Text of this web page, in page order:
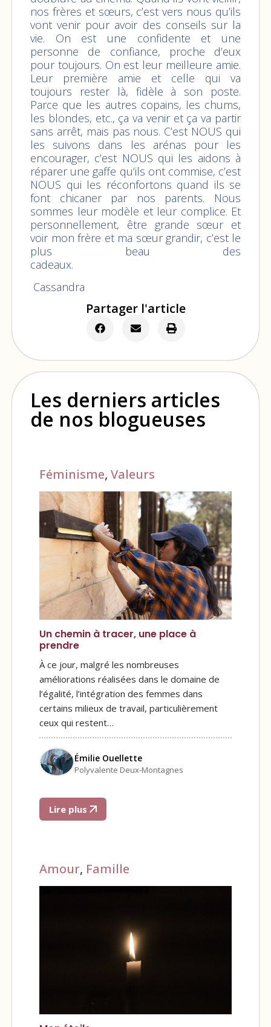
nos frères et sœurs, c’est vers nous qu’ils
vont venir pour avoir des conseils sur la
vie. On est une confidente et une
personne de confiance, proche d’eux
pour toujours. On est leur meilleure amie.
Leur première amie et celle qui va
toujours rester là, fidèle à son poste.
Parce que les autres copains, les chums,
les blondes, etc., ça va venir et ça va partir
sans arrêt, mais pas nous. C’est NOUS qui
les suivons dans les arénas pour les
encourager, c’est NOUS qui les aidons à
réparer une gaffe qu’ils ont commise, c’est
NOUS qui les réconfortons quand ils se
font chicaner par nos parents. Nous
sommes leur modèle et leur complice. Et
personnellement, être grande sœur et
voir mon frère et ma sœur grandir, c’est le
plus beau des
cadeaux.
Cassandra
Partager l'article
Les derniers articles
de nos blogueuses
Féminisme, Valeurs
Un chemin à tracer, une place à
prendre
À ce jour, malgré les nombreuses
améliorations réalisées dans le domaine de
l’égalité, l’intégration des femmes dans
certains milieux de travail, particulièrement
ceux qui restent…
Émilie Ouellette
Polyvalente Deux-Montagnes
Lire plus
Amour, Famille